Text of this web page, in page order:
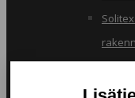
RB –